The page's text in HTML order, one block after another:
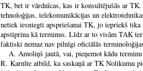
TK, bet ir vārdnīcas, kas ir konsultējušās ar
tehnoloģijas, telekomunikācijas un
netiek iesniegti apspriešanai TK, jo iepriekš
apstiprina kā terminus. Līdz ar to visām TAK
faktiski nemaz nav pilnīgi oficiālās
A. Amoliņš jautā, vai, pieņemot kādu
R. Karnīte atbild, ka saskaņā ar TK Nolikumu